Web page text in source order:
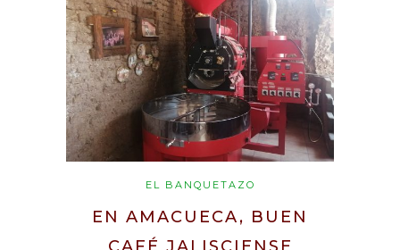
EL BANQUETAZO
EN AMACUECA, BUEN